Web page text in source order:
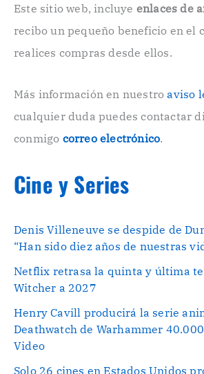
t
ó
n
o
.
Este sitio web, incluye enlaces de
recibo un pequeño beneficio en el
realices compras desde ellos.
Más información en nuestroaviso
cualquier duda puedes contactar
conmigo correo electrónico.
Cine y Series
Denis Villeneuve se despide de
“Han sido diez años de nuestras
Netflix retrasa la quinta y última
Witcher a 2027
Henry Cavill producirá la serie
Deathwatch de Warhammer
Video
Solo 26 cines en Estados Unidos